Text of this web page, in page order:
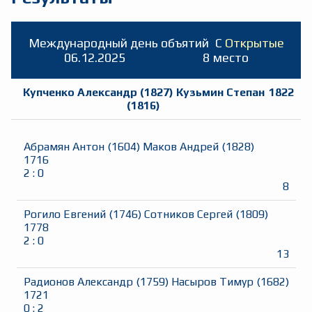
Международный день объятий C Открытые
06.12.2025
8 место
Купченко Александр (1827) Кузьмин Степан
(1816)
1822
Абрамян Антон (1604) Маков Андрей (1828)
1716
2 : 0
8
Рогило Евгений (1746) Сотников Сергей (1809)
1778
2 : 0
13
Радионов Александр (1759) Насыров Тимур (1682)
1721
0: 2